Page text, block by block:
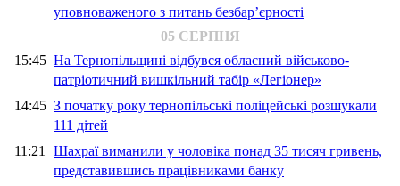
уповноваженого з питань безбар’єрності
05 СЕРПНЯ
15:45 На Тернопільщині відбувся обласний військово-
патріотичний вишкільний табір «Легіонер»
14:45 З початку року тернопільські поліцейські розшукали
111 дітей
11:21 Шахраї виманили у чоловіка понад 35 тисяч гривень,
представившись працівниками банку